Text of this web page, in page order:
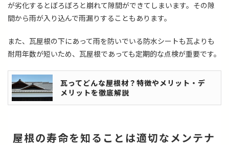
が劣化するとぼろぼろと崩れて隙間ができてしまいます。その隙
間から雨が入り込んで雨漏りすることもあります。
また、瓦屋根の下にあって雨を防いでいる防水シートも瓦よりも
耐用年数が短いため、瓦屋根であっても定期的な点検が重要です。
瓦ってどんな屋根材？特徴やメリット・デ
メリットを徹底解説
屋根の寿命を知ることは適切なメンテナ